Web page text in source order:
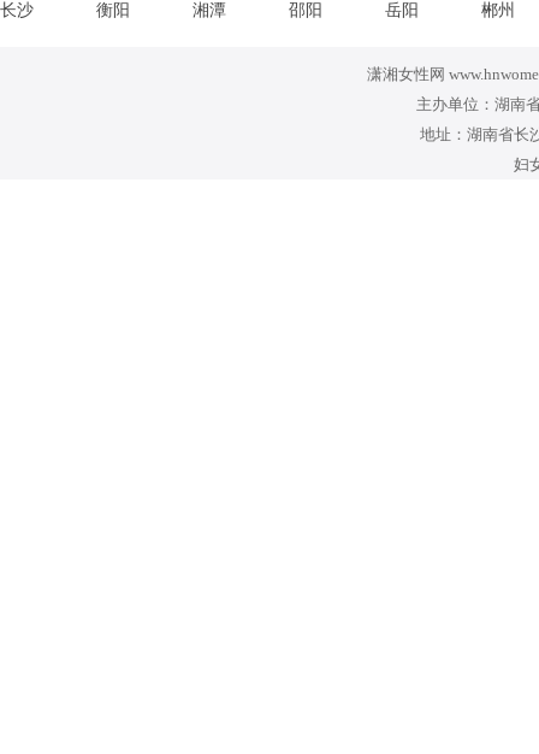
长沙 衡阳 湘潭 邵阳 岳阳 郴州
潇湘女性网
主办单位：湖南
地址：湖南省长
妇